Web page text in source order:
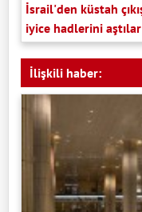
İsrail'den küstah
iyice hadlerini aştılar
İlişkili haber: